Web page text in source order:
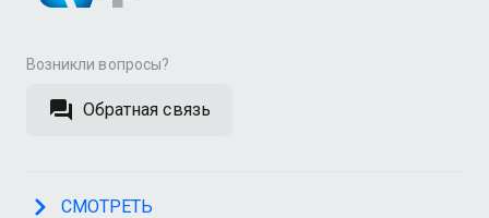
Возникли вопросы?
Обратная связь
СМОТРЕТЬ